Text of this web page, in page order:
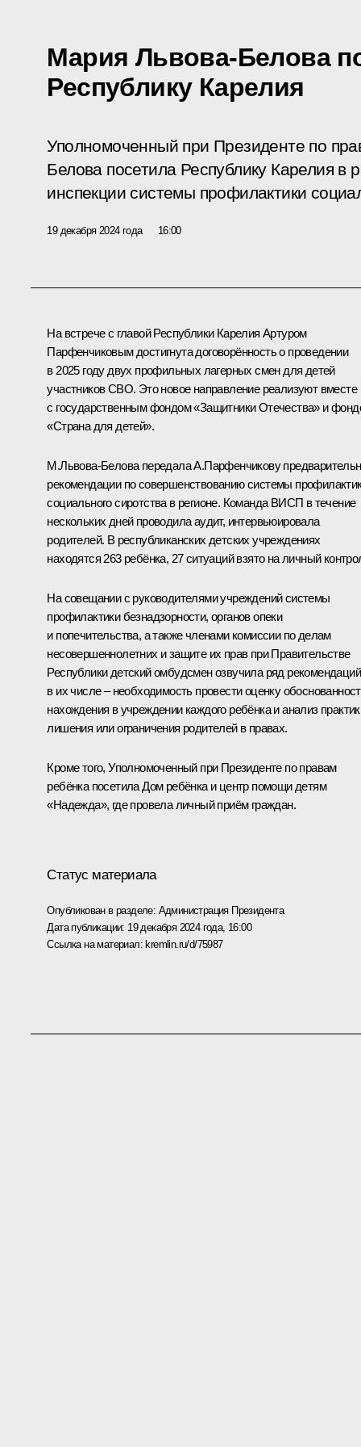
Мария Львова-Белова
Республику Карелия
Уполномоченный при Президенте по
Белова посетила Республику Карелия в
инспекции системы профилактики
19 декабря 2024 года 16:00
На встрече с главой Республики Карелия Артуром
Парфенчиковымдостигнута договорённость о проведении
в 2025 году двух профильных лагерных смен для детей
участников СВО. Это новое направление реализуют вместе
с государственным фондом «Защитники Отечества» и
«Страна для детей».
М.Львова-Беловапередала А.Парфенчикову
рекомендации по совершенствованию системы
социального сиротства в регионе. Команда ВИСП в течение
нескольких дней проводила аудит, интервьюировала
родителей. В республиканских детских учреждениях
находятся 263 ребёнка, 27 ситуаций взято на личный
На совещании с руководителями учреждений системы
профилактики безнадзорности, органов опеки
и попечительства, а также членами комиссии по делам
несовершеннолетних и защите их прав при Правительстве
Республики детский омбудсмен озвучила ряд
в их числе – необходимость провести оценку
нахождения в учреждении каждого ребёнка и анализ
лишения или ограничения родителей в правах.
Кроме того, Уполномоченный при Президенте по правам
ребёнка посетила Дом ребёнка и центр помощи детям
«Надежда», где провела личный приём граждан.
Статус материала
Опубликован в разделе: Администрация Президента
Дата публикации: 19 декабря 2024 года, 16:00
Ссылка на материал: kremlin.ru/d/75987